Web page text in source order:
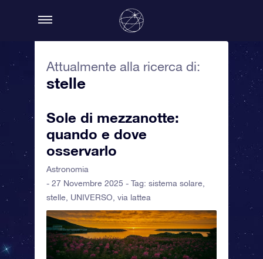
Attualmente alla ricerca di:
stelle
Sole di mezzanotte:
quando e dove
osservarlo
Astronomia
- 27 Novembre 2025 - Tag: sistema solare
stelle
UNIVERSO via lattea